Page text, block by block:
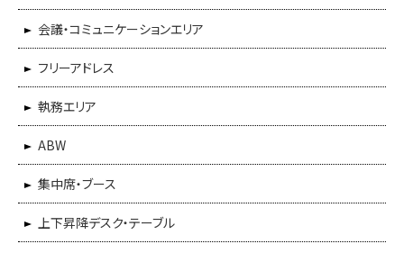
会議・コミュニケーションエリア
フリーアドレス
執務エリア
ABW
集中席・ブース
上下昇降デスク・テーブル